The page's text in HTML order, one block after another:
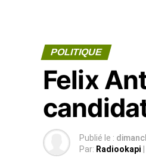
POLITIQUE
Felix
Publié le :
Par: Radiookapi